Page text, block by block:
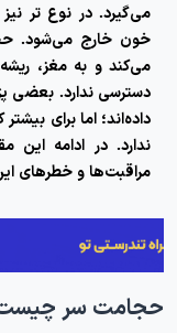
می‌گیرد. در نوع تر
خون خارج می‌شود.
می‌کند و به مغز،
دسترسی ندارد. بعضی
داده‌اند؛ اما برای
ندارد. در ادامه این
مراقبت‌ها و خطرهای
حجامت سر